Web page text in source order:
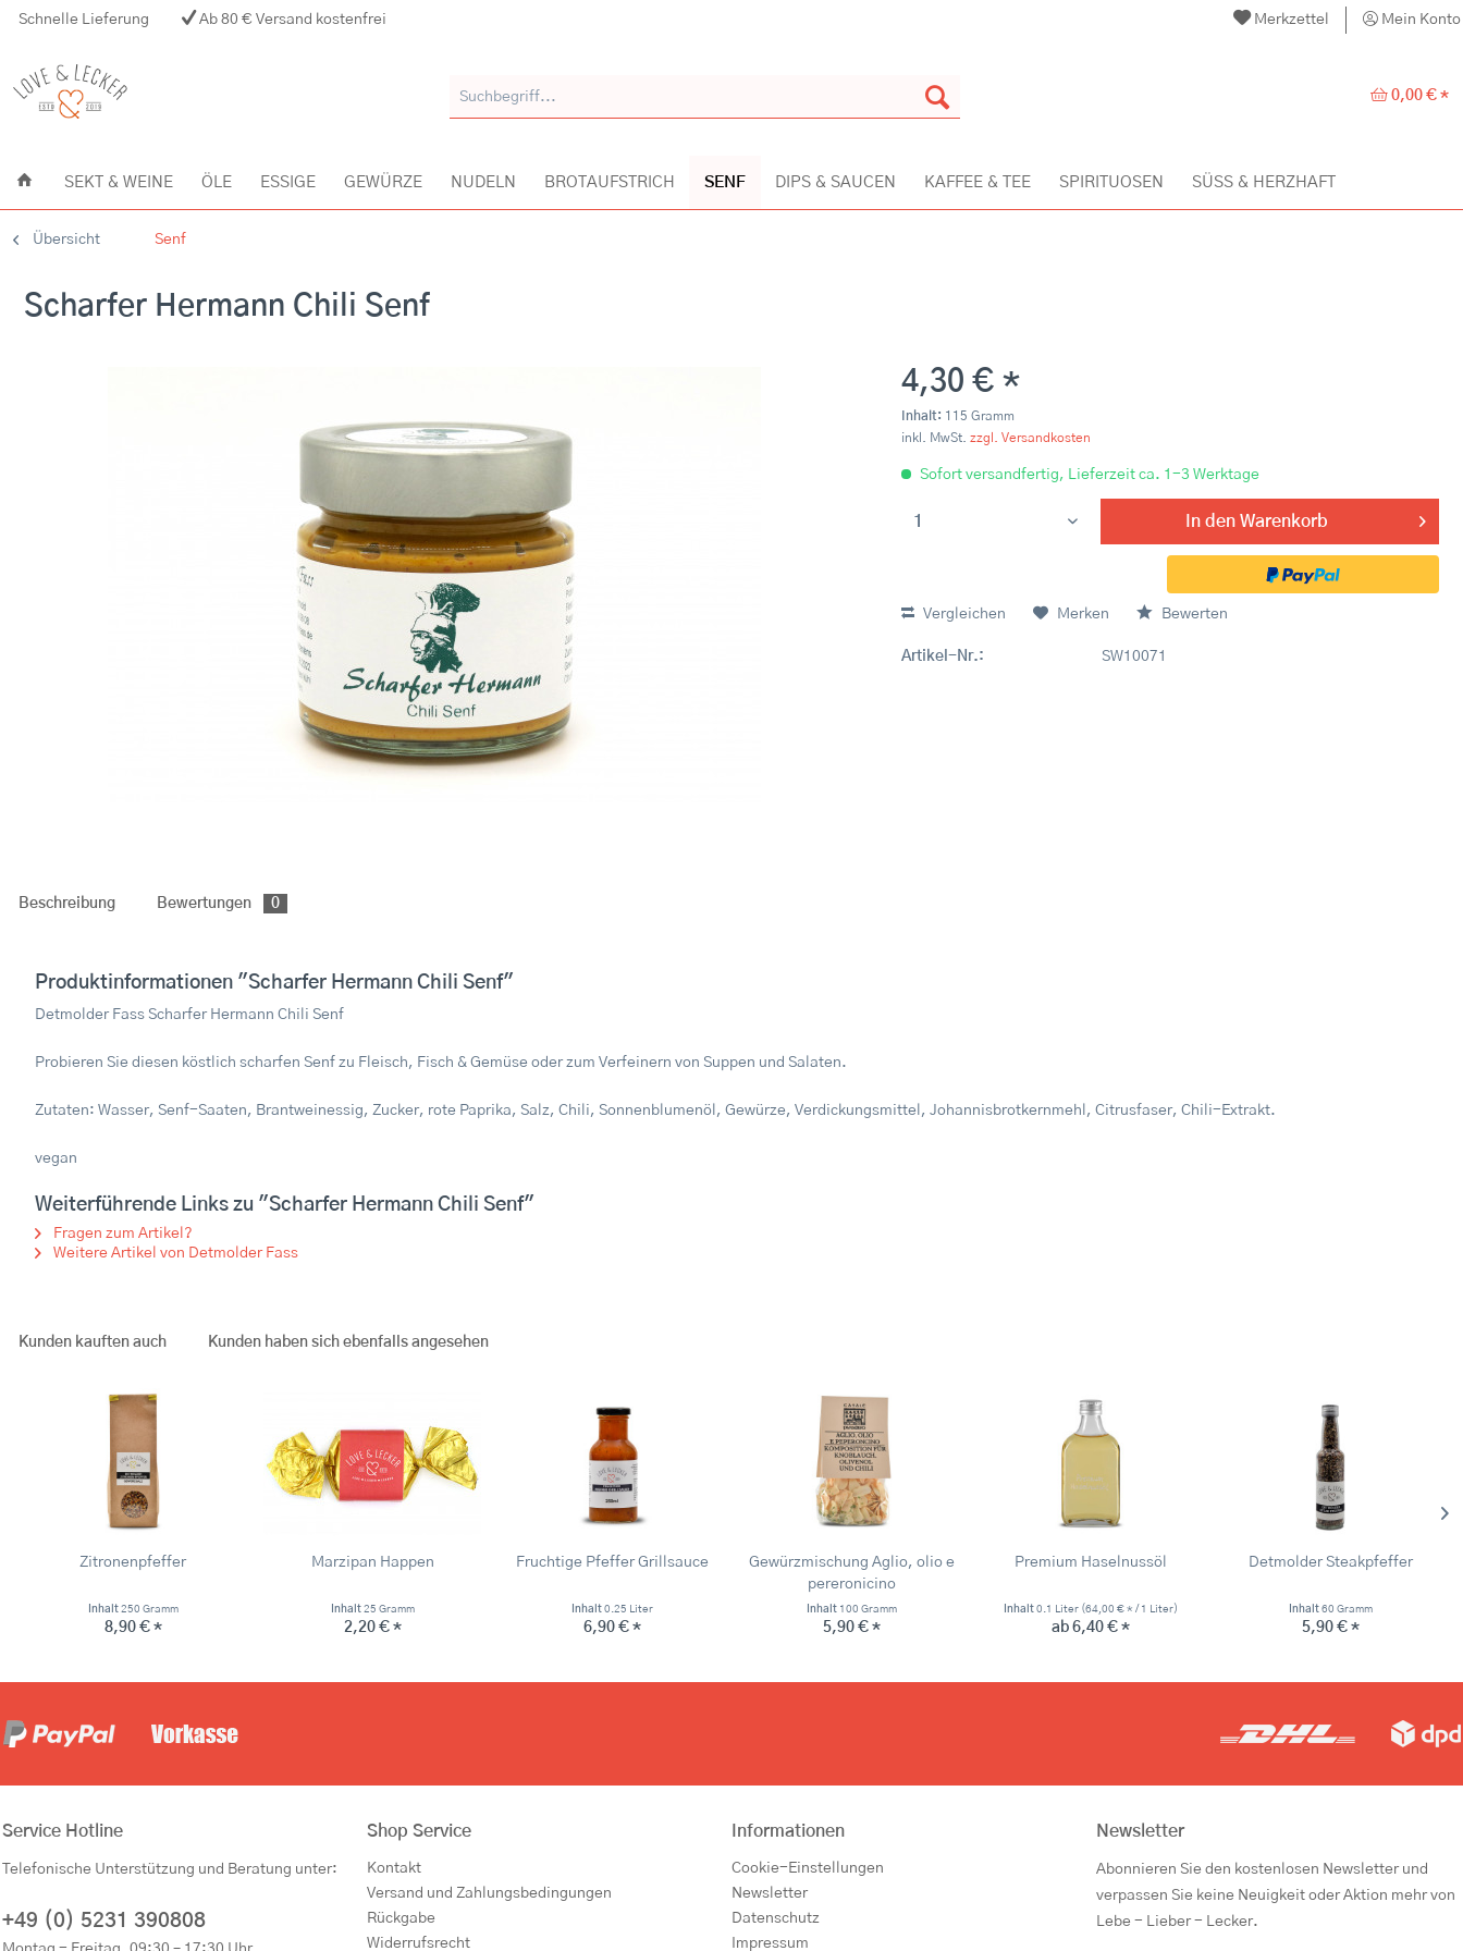
Schnelle Lieferung Ab 80 € Versand kostenfrei Merkzettel Mein Konto
0,00 € *
SEKT & WEINE ÖLE ESSIGE GEWÜRZE NUDELN BROTAUFSTRICH SENF DIPS & SAUCEN KAFFEE & TEE SPIRITUOSEN SÜSS & HERZHAFT
Übersicht Senf
Scharfer Hermann Chili Senf
4,30 € *
Inhalt: 115 Gramm
inkl. MwSt. zzgl. Versandkosten
Sofort versandfertig, Lieferzeit ca. 1-3 Werktage
In den Warenkorb
Vergleichen Merken Bewerten
Artikel-Nr.: SW10071
Beschreibung Bewertungen 0
Produktinformationen "Scharfer Hermann Chili Senf"
Detmolder Fass Scharfer Hermann Chili Senf
Probieren Sie diesen köstlich scharfen Senf zu Fleisch, Fisch & Gemüse oder zum Verfeinern von Suppen und Salaten.
Zutaten: Wasser, Senf-Saaten, Brantweinessig, Zucker, rote Paprika, Salz, Chili, Sonnenblumenöl, Gewürze, Verdickungsmittel, Johannisbrotkernmehl, Citrusfaser, Chili-Extrakt.
vegan
Weiterführende Links zu "Scharfer Hermann Chili Senf"
Fragen zum Artikel?
Weitere Artikel von Detmolder Fass
Kunden kauften auch Kunden haben sich ebenfalls angesehen
Zitronenpfeffer
Inhalt 250 Gramm
8,90 € *
Marzipan Happen
Inhalt 25 Gramm
2,20 € *
Fruchtige Pfeffer Grillsauce
Inhalt 0.25 Liter
6,90 € *
Gewürzmischung Aglio, olio e
pereronicino
Inhalt 100 Gramm
5,90 € *
Premium Haselnussöl
Inhalt 0.1 Liter (64,00 € * / 1 Liter)
ab 6,40 € *
Detmolder Steakpfeffer
Inhalt 60 Gramm
5,90 € *
Service Hotline
Telefonische Unterstützung und Beratung unter:
+49 (0) 5231 390808
Shop Service
Kontakt
Versand und Zahlungsbedingungen
Rückgabe
Widerrufsrecht
Informationen
Cookie-Einstellungen
Newsletter
Datenschutz
Impressum
Newsletter
Abonnieren Sie den kostenlosen Newsletter und
verpassen Sie keine Neuigkeit oder Aktion mehr von
Lebe - Lieber - Lecker.